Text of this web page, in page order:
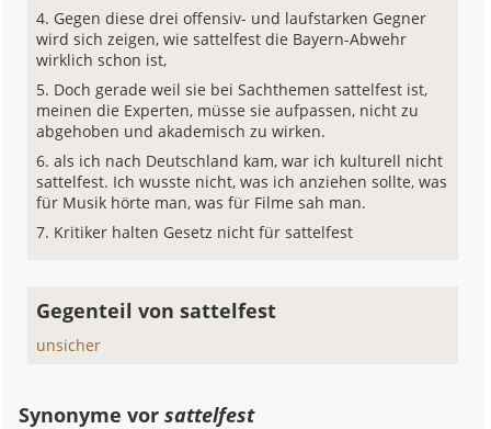
Gegen diese drei offensiv- und laufstarken Gegner
wird sich zeigen, wie sattelfest die Bayern-Abwehr
wirklich schon ist,
Doch gerade weil sie bei Sachthemen sattelfest ist,
meinen die Experten, müsse sie aufpassen, nicht zu
abgehoben und akademisch zu wirken.
als ich nach Deutschland kam, war ich kulturell nicht
sattelfest. Ich wusste nicht, was ich anziehen sollte, was
für Musik hörte man, was für Filme sah man.
Kritiker halten Gesetz nicht für sattelfest
Gegenteil von sattelfest
unsicher
Synonyme vorsattelfest